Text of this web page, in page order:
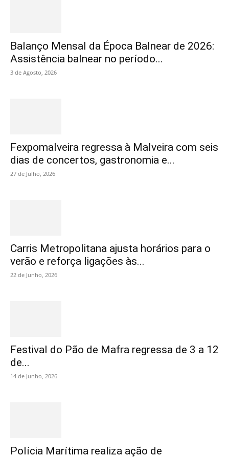
Balanço Mensal da Época Balnear de 2026:
Assistência balnear no período...
3 de Agosto, 2026
Fexpomalveira regressa à Malveira com seis
dias de concertos, gastronomia e...
27 de Julho, 2026
Carris Metropolitana ajusta horários para o
verão e reforça ligações às...
22 de Junho, 2026
Festival do Pão de Mafra regressa de 3 a 12
de...
14 de Junho, 2026
Polícia Marítima realiza ação de